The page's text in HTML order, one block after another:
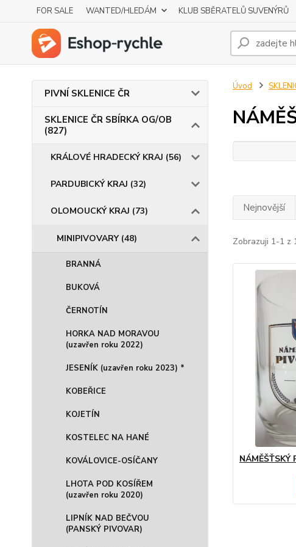
FOR SALE WANTED/HLEDÁM KLUB SBĚRATELŮ SUVENÝRŮ
PIVNÍ SKLENICE ČR
SKLENICE ČR SBÍRKA OG/OB
(827)
KRÁLOVÉ HRADECKÝ KRAJ (56)
PARDUBICKÝ KRAJ (32)
OLOMOUCKÝ KRAJ (73)
MINIPIVOVARY (48)
BRANNÁ
BUKOVÁ
ČERNOTÍN
HORKA NAD MORAVOU
(uzavřen roku 2022)
JESENÍK (uzavřen roku 2023) *
KOBEŘICE
KOJETÍN
KOSTELEC NA HANÉ
KOVÁLOVICE-OSÍČANY
LHOTA POD KOSÍŘEM
(uzavřen roku 2020)
LIPNÍK NAD BEČVOU
(PANSKÝ PIVOVAR)
Úvod
Nejnovější
Zobrazuji 1-1 z
NÁMĚŠŤSKÝ